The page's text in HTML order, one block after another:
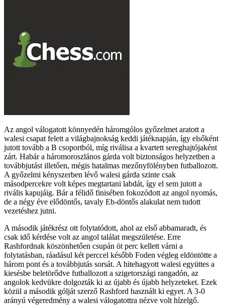
Az angol válogatott könnyedén háromgólos győzelmet aratott a
walesi csapat felett a világbajnokság keddi játéknapján, így elsőként
jutott tovább a B csoportból, míg riválisa a kvartett sereghajtójaként
zárt. Habár a háromoroszlános gárda volt biztonságos helyzetben a
továbbjutást illetően, mégis hatalmas mezőnyfölényben futballozott.
A győzelmi kényszerben lévő walesi gárda szinte csak
másodpercekre volt képes megtartani labdát, így el sem jutott a
rivális kapujáig. Bár a félidő finisében fokozódott az angol nyomás,
de a négy éve elődöntős, tavaly Eb-döntős alakulat nem tudott
vezetéshez jutni.
A második játékrész ott folytatódott, ahol az első abbamaradt, és
csak idő kérdése volt az angol találat megszületése. Erre
Rashfordnak köszönhetően csupán öt perc kellett várni a
folytatásban, ráadásul két perccel később Foden végleg eldöntötte a
három pont és a továbbjutás sorsát. A hitehagyott walesi együttes a
kiesésbe beletörődve futballozott a szigetországi rangadón, az
angolok kedvükre dolgozták ki az újabb és újabb helyzeteket. Ezek
közül a második gólját szerző Rashford használt ki egyet. A 3-0
arányú végeredmény a walesi válogatottra nézve volt hízelgő.